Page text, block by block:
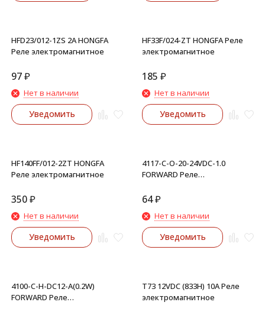
HFD23/012-1ZS 2A HONGFA
Реле электромагнитное
97₽
Нет в наличии
Уведомить
HF33F/024-ZT HONGFA Реле
электромагнитное
185 ₽
Нет в наличии
Уведомить
HF140FF/012-2ZT HONGFA
Реле электромагнитное
350₽
Нет в наличии
Уведомить
4117-C-O-20-24VDC-1.0
FORWARD Реле
64₽
Нет в наличии
Уведомить
4100-C-H-DC12-A(0.2W)
FORWARD Реле
T73 12VDC (833H) 10A Реле
электромагнитное